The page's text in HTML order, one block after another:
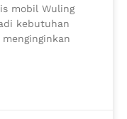
mobil Wuling
kebutuhan